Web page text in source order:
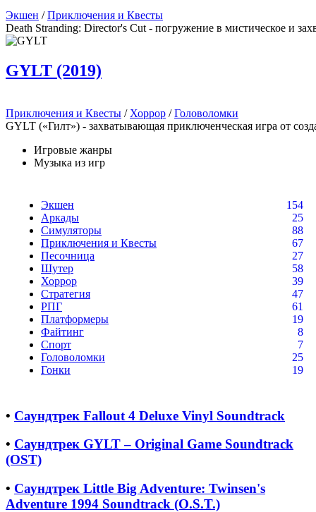
Экшен /Приключения и Квесты
Death Stranding: Director's Cut - погружение в мистическое и
GYLT (2019)
Приключения и Квесты / Хоррор /Головоломки
GYLT («Гилт») - захватывающая приключенческая игра от
Игровые жанры
Музыка из игр
Экшен
154
Аркады
25
Симуляторы
88
Приключения и Квесты
67
Песочница
27
Шутер
58
Хоррор
39
Стратегия
47
РПГ
61
Платформеры
19
Файтинг
8
Спорт
7
Головоломки
25
Гонки
19
• Саундтрек Fallout 4 Deluxe Vinyl Soundtrack
• Саундтрек GYLT – Original Game Soundtrack
(OST)
• Саундтрек Little Big Adventure: Twinsen's
Adventure 1994 Soundtrack (O.S.T.)